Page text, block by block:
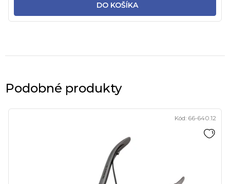
DO KOŠÍKA
Podobné produkty
Kód: 66-640.12